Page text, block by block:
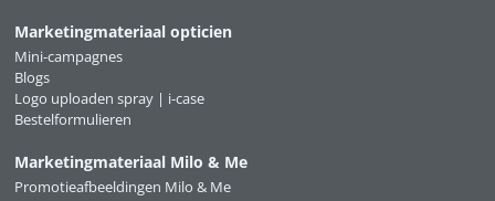
Marketingmateriaal opticien
Mini-campagnes
Blogs
Logo uploaden spray | i-case
Bestelformulieren
Marketingmateriaal Milo & Me
Promotieafbeeldingen Milo & Me